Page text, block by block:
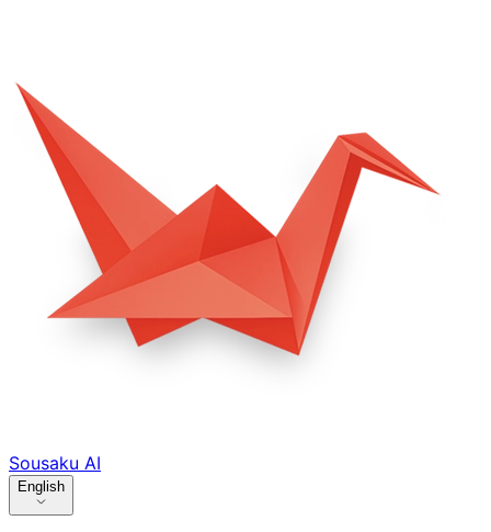
Sousaku AI
English